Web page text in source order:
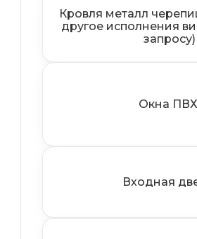
Кровля металл
другое исполнения
запросу)
Окна
Входная